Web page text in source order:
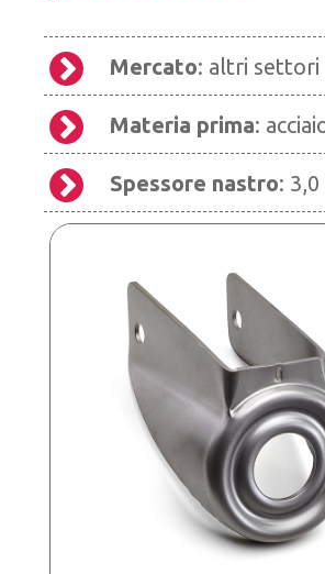
Mercato: altri settori
Materia prima:
Spessore nastro: